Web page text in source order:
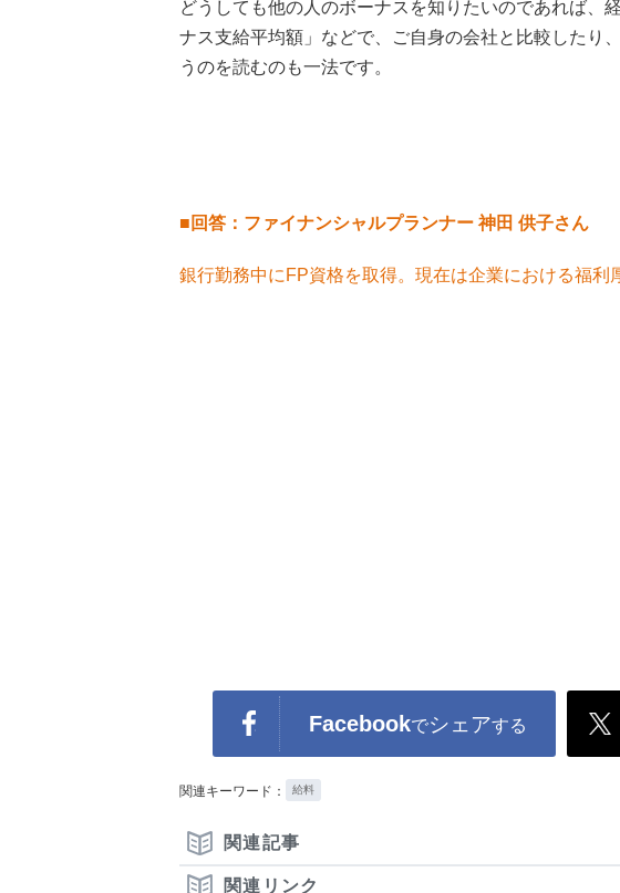
どうしても他の人のボーナスを知りたいのであれば、
ナス支給平均額」などで、ご自身の会社と比較したり
うのを読むのも一法です。
■回答：ファイナンシャルプランナー 神田 供子さん
銀行勤務中にFP資格を取得。現在は企業における福利
Facebookでシェアする
関連キーワード： 給料
関連記事
関連リンク